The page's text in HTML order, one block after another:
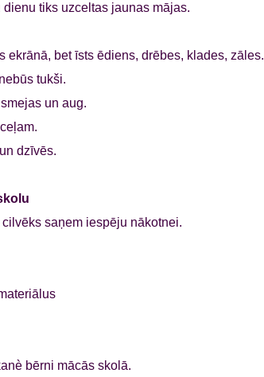
tiks uzceltas jaunas mājas.
ekrānā, bet īsts ēdiens, drēbes, klades, zāles.
tukši.
un aug.
dzīvēs.
saņem iespēju nākotnei.
bērni mācās skolā.